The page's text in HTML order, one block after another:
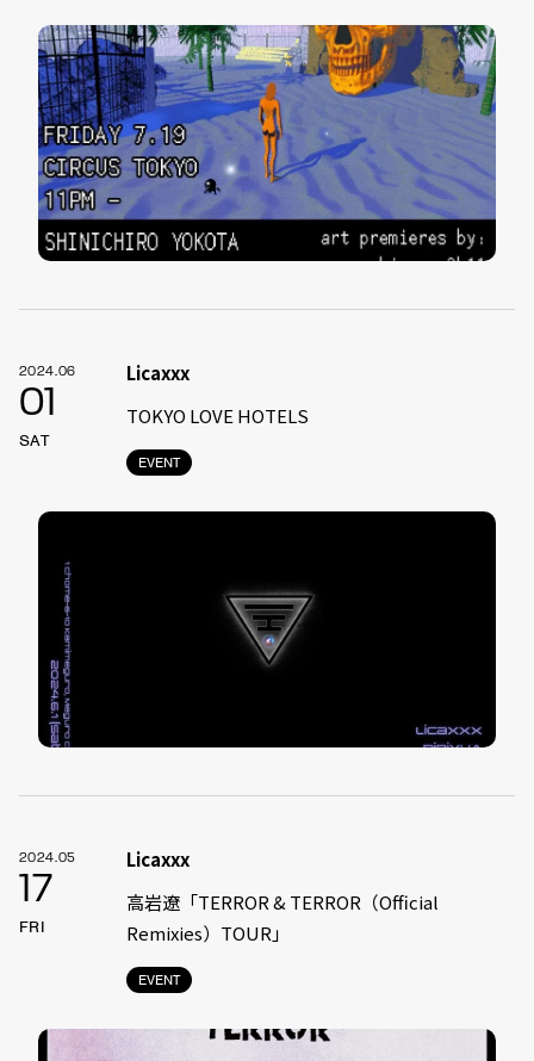
2024.06
01
SAT
EVENT
Licaxxx
TOKYO LOVE HOTELS
2024.05
17
FRI
EVENT
Licaxxx
高岩遼「TERROR & TERROR（Official
Remixies）TOUR」